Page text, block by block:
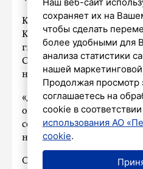
Командующий
Красной Звезды
гвардии РФ, Герой
Сергей Бураков в День
него значит Родина.
«Для меня Россия,
очередь люди, которых
сохраняя целостность
наших детей», – отметил
Он добавил, что
сохраняет их на
чтобы сделать
более удобными для
анализа статистики
нашей
Продолжая просмотр
соглашаетесь на
cookie в
использования АО
cookie.